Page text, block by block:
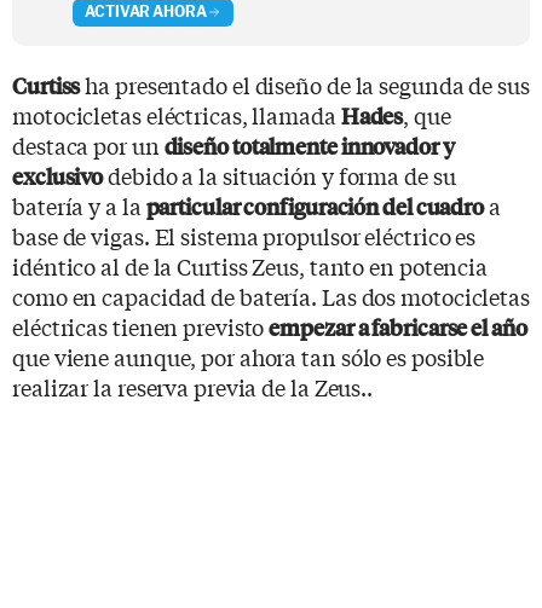
ACTIVAR AHORA
Curtissha presentado el diseño de la segunda de sus
motocicletas eléctricas, llamada Hades, que
destaca por un diseño totalmente innovador y
exclusivodebido a la situación y forma de su
batería y a la particular configuración del cuadroa
base de vigas. El sistema propulsor eléctrico es
idéntico al de la Curtiss Zeus, tanto en potencia
como en capacidad de batería. Las dos motocicletas
eléctricas tienen previstoempezar a fabricarse el año
que viene aunque, por ahora tan sólo es posible
realizar la reserva previa de la Zeus..